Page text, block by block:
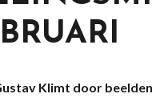
Klimt door